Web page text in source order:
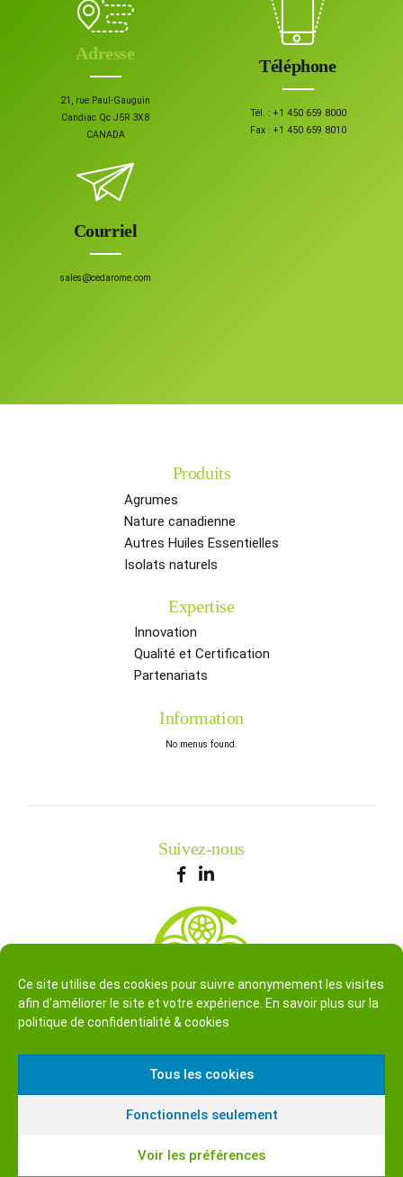
Ce site utilise des cookies pour suivre anonymement les visites
afin d'améliorer le site et votre expérience. En savoir plus sur la
politique de confidentialité & cookies
Tous les cookies
Fonctionnels seulement
Voir les préférences
Adresse
21, rue Paul-Gauguin
Candiac Qc J5R 3X8
CANADA
Téléphone
Tél. : +1 450 659 8000
Fax : +1 450 659 8010
Courriel
sales@cedarome.com
Produits
Agrumes
Nature canadienne
Autres Huiles Essentielles
Isolats naturels
Expertise
Innovation
Qualité et Certification
Partenariats
Information
No menus found.
Suivez-nous
Politique de confidentialité & Cookies
Tous droits réservés © Cedarome 2025